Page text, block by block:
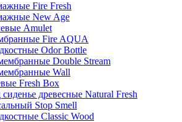
Fire Fresh
New Age
Amulet
Fire AQUA
Odor Bottle
Double Stream
Wall
Fresh Box
древесные Natural Fresh
Stop Smell
Classic Wood